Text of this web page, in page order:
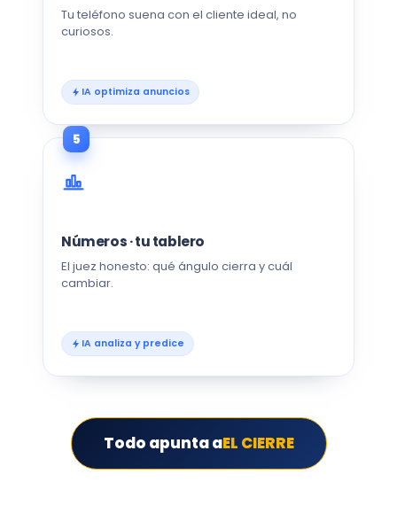
Tu teléfono suena con el cliente ideal, no
curiosos.
IA optimiza anuncios
5
Números · tu tablero
El juez honesto: qué ángulo cierra y cuál
cambiar.
IA analiza y predice
Todo apunta aEL CIERRE